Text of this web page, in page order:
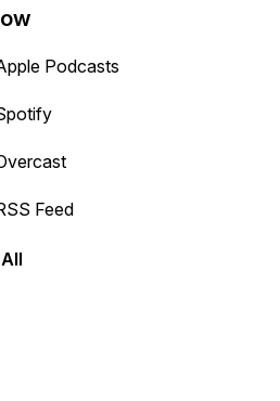
or backward.
Podcasts
Feed